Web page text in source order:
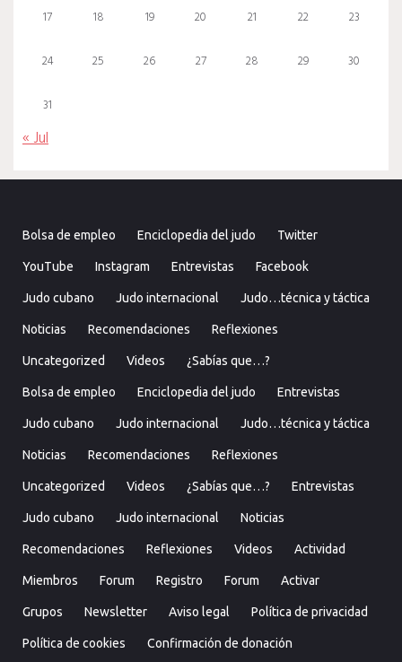
17 18 19 20 21 22 23
24 25 26 27 28 29 30
31
« Jul
Bolsa de empleo Enciclopedia del judo Twitter
YouTube Instagram Entrevistas Facebook
Judo cubano Judo internacional Judo…técnica y táctica
Noticias Recomendaciones Reflexiones
Uncategorized Videos ¿Sabías que…?
Bolsa de empleo Enciclopedia del judo Entrevistas
Judo cubano Judo internacional Judo…técnica y táctica
Noticias Recomendaciones Reflexiones
Uncategorized Videos ¿Sabías que…? Entrevistas
Judo cubano Judo internacional Noticias
Recomendaciones Reflexiones Videos Actividad
Miembros Forum Registro Forum Activar
Grupos Newsletter Aviso legal Política de privacidad
Política de cookies Confirmación de donación